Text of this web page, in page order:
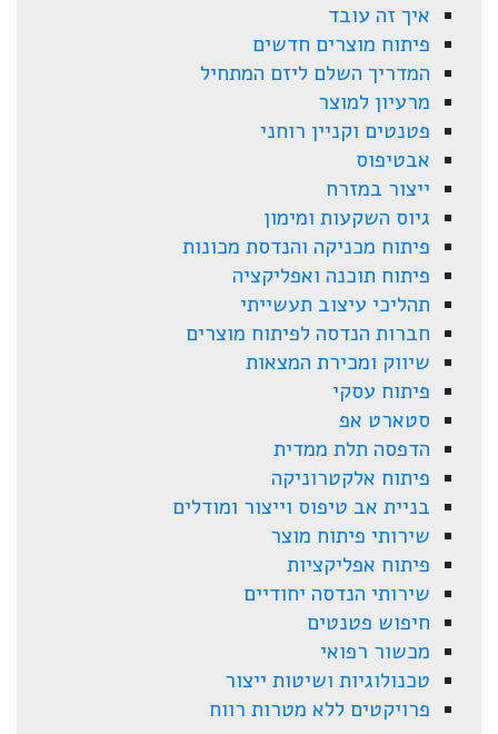
איך זה עובד
פיתוח מוצרים חדשים
המדריך השלם ליזם המתחיל
מרעיון למוצר
פטנטים וקניין רוחני
אבטיפוס
ייצור במזרח
גיוס השקעות ומימון
פיתוח מכניקה והנדסת מכונות
פיתוח תוכנה ואפליקציה
תהליכי עיצוב תעשייתי
חברות הנדסה לפיתוח מוצרים
שיווק ומכירת המצאות
פיתוח עסקי
סטארט אפ
הדפסה תלת ממדית
פיתוח אלקטרוניקה
בניית אב טיפוס וייצור ומודלים
שירותי פיתוח מוצר
פיתוח אפליקציות
שירותי הנדסה יחודיים
חיפוש פטנטים
מכשור רפואי
טכנולוגיות ושיטות ייצור
פרויקטים ללא מטרות רווח